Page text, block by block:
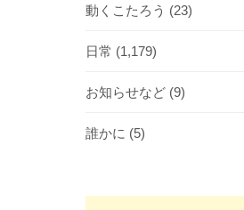
動くこたろう (23)
日常 (1,179)
お知らせなど (9)
誰かに (5)